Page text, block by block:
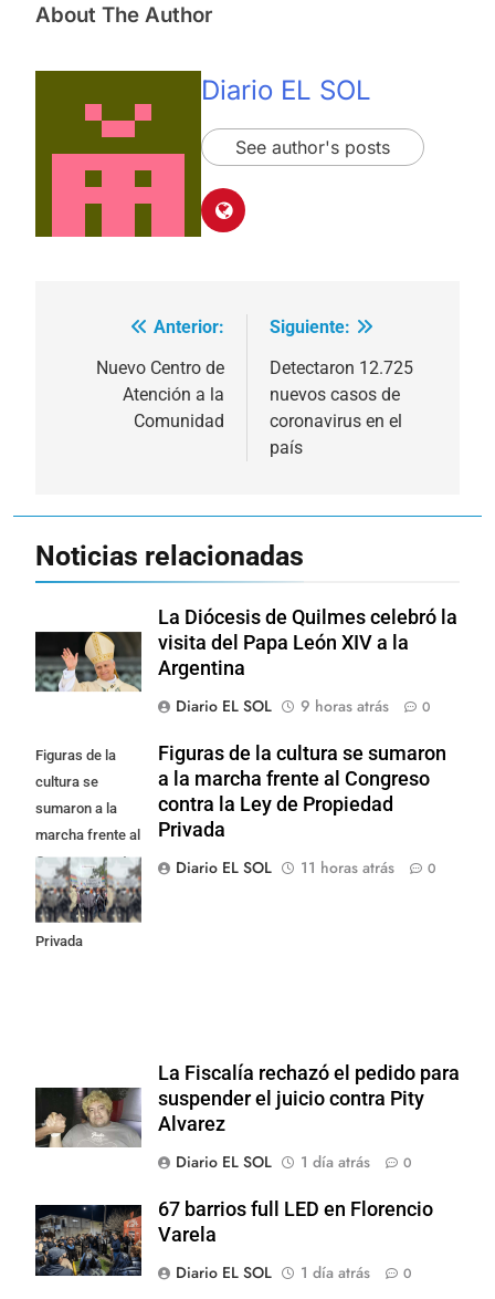
About The Author
Diario EL SOL
See author's posts
Navegación
entradas
Anterior:
Nuevo Centro de
Atención a la
Comunidad
Siguiente:
Detectaron 12.725
nuevos casos de
coronavirus en el
país
Noticias relacionadas
La Diócesis de Quilmes celebró la
visita del Papa León XIV a la
Argentina
Diario EL SOL
9 horas atrás 0
Figuras de la
cultura se
sumaron a la
marcha frente al
Congreso contra
la Ley de
Propiedad
Privada
Figuras de la cultura se sumaron
a la marcha frente al Congreso
contra la Ley de Propiedad
Privada
Diario EL SOL
11 horas atrás 0
La Fiscalía rechazó el pedido para
suspender el juicio contra Pity
Alvarez
Diario EL SOL
1 día atrás 0
67 barrios full LED en Florencio
Varela
Diario EL SOL
1 día atrás 0